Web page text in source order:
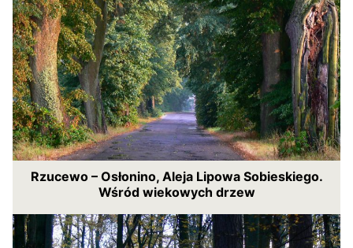
Rzucewo – Osłonino, Aleja Lipowa Sobieskiego.
Wśród wiekowych drzew